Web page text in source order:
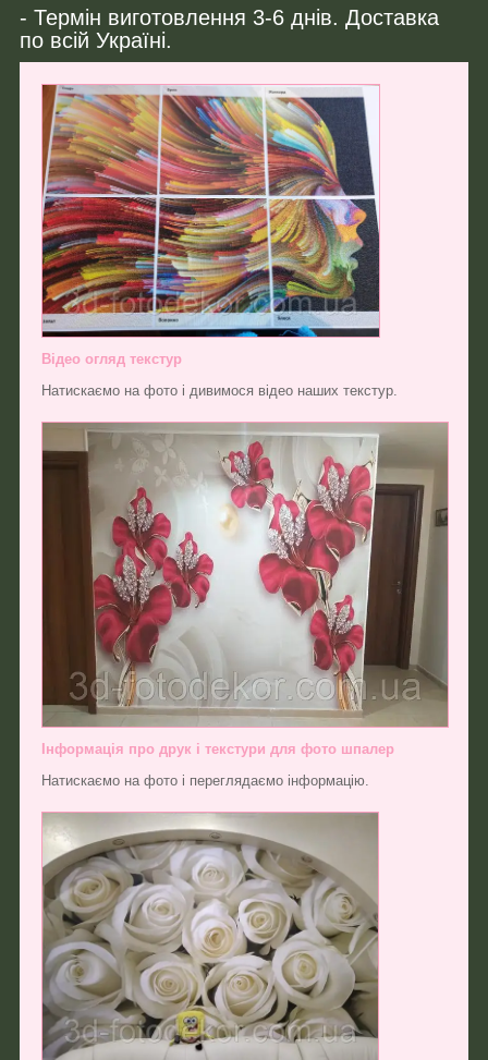
- Термін виготовлення 3-6 днів. Доставка
по всій Україні.
Відео огляд текстур
Натискаємо на фото і дивимося відео наших текстур.
Інформація про друк і текстури для фото шпалер
Натискаємо на фото і переглядаємо інформацію.